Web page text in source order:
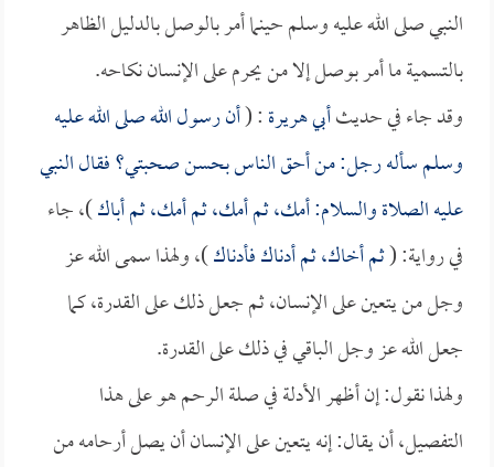
النبي صلى الله عليه وسلم حينما أمر بالوصل بالدليل الظاهر
بالتسمية ما أمر بوصل إلا من يحرم على الإنسان نكاحه.
وقد جاء في حديثأبي هريرة: (أن رسول الله صلى الله عليه
وسلم سأله رجل: من أحق الناس بحسن صحبتي؟ فقال النبي
عليه الصلاة والسلام: أمك، ثم أمك، ثم أمك، ثم أباك)، جاء
في رواية: (ثم أخاك، ثم أدناك فأدناك)، ولهذا سمى الله عز
وجل من يتعين على الإنسان، ثم جعل ذلك على القدرة، كما
جعل الله عز وجل الباقي في ذلك على القدرة.
ولهذا نقول: إن أظهر الأدلة في صلة الرحم هو على هذا
التفصيل، أن يقال: إنه يتعين على الإنسان أن يصل أرحامه من